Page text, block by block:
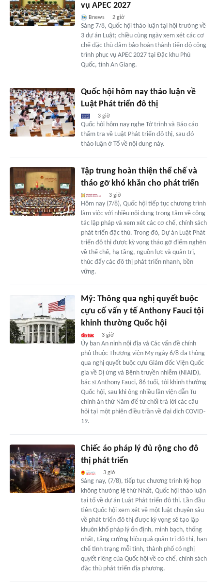
vụ APEC 2027
Bnews 2 giờ
Sáng 7/8, Quốc hội thảo luận tại hội trường về
3 dự án Luật; chiều cùng ngày xem xét các cơ
chế đặc thù đảm bảo hoàn thành tiến độ công
trình phục vụ APEC 2027 tại Đặc khu Phú
Quốc, tỉnh An Giang.
Quốc hội hôm nay thảo luận về
Luật Phát triển đô thị
3 giờ
Quốc hội hôm nay nghe Tờ trình và Báo cáo
thẩm tra về Luật Phát triển đô thị, sau đó
thảo luận ở Tổ về nội dung này.
Tập trung hoàn thiện thể chế và
tháo gỡ khó khăn cho phát triển
3 giờ
Hôm nay (7/8), Quốc hội tiếp tục chương trình
làm việc với nhiều nội dung trọng tâm về công
tác lập pháp và xem xét các cơ chế, chính sách
phát triển đặc thù. Trong đó, Dự án Luật Phát
triển đô thị được kỳ vọng tháo gỡ điểm nghẽn
về thể chế, hạ tầng, nguồn lực và quản trị,
thúc đẩy các đô thị phát triển nhanh, bền
vững.
Mỹ: Thông qua nghị quyết buộc
cựu cố vấn y tế Anthony Fauci tội
khinh thường Quốc hội
3 giờ
Ủy ban An ninh nội địa và Các vấn đề chính
phủ thuộc Thượng viện Mỹ ngày 6/8 đã thông
qua nghị quyết buộc cựu Giám đốc Viện Quốc
gia về Dị ứng và Bệnh truyền nhiễm (NIAID),
bác sĩ Anthony Fauci, 86 tuổi, tội khinh thường
Quốc hội, sau khi ông nhiều lần viện dẫn Tu
chính án thứ Năm để từ chối trả lời các câu
hỏi tại một phiên điều trần về đại dịch COVID-
19.
Chiếc áo pháp lý đủ rộng cho đô
thị phát triển
3 giờ
Sáng nay, (7/8), tiếp tục chương trình Kỳ họp
không thường lệ thứ Nhất, Quốc hội thảo luận
tại tổ về dự án Luật Phát triển đô thị. Lần đầu
tiên Quốc hội xem xét về một luật chuyên sâu
về phát triển đô thị được kỳ vọng sẽ tạo lập
khuôn khổ pháp lý ổn định, minh bạch, thống
nhất, tăng cường hiệu quả quản trị đô thị, hạn
chế tình trạng mỗi tỉnh, thành phố có nghị
quyết riêng của Quốc hội về cơ chế, chính sách
đặc thù phát triển địa phương.